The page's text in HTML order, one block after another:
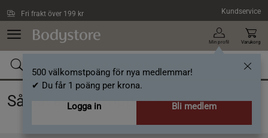
Fri frakt över 199 kr Kundservice
Min profil
500 välkomstpoäng för nya medlemmar!
✔ Du får 1 poäng per krona.
Logga in
Bli medlem
Varukorg
Så påverkas kroppen av stress